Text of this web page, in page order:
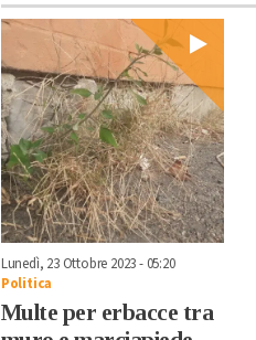
Lunedì, 23 Ottobre 2023 - 05:20
Politica
Multe per erbacce tra